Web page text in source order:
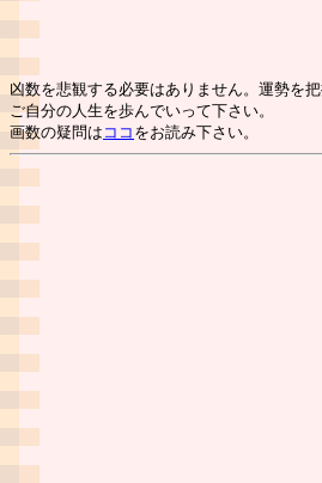
凶数を悲観する必要はありません。運勢を
ご自分の人生を歩んでいって下さい。
画数の疑問は ココ をお読み下さい。